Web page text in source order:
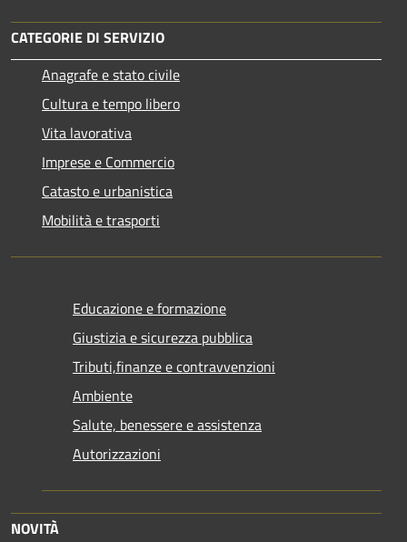
CATEGORIE DI SERVIZIO
Anagrafe e stato civile
Cultura e tempo libero
Vita lavorativa
Imprese e Commercio
Catasto e urbanistica
Mobilità e trasporti
Educazione e formazione
Giustizia e sicurezza pubblica
Tributi,finanze e contravvenzioni
Ambiente
Salute, benessere e assistenza
Autorizzazioni
NOVITÀ